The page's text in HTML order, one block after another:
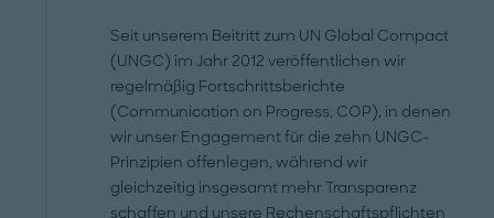
Seit unserem Beitritt zum UN Global Compact
(UNGC) im Jahr 2012 veröffentlichen wir
regelmäßig Fortschrittsberichte
(Communication on Progress, COP), in denen
wir unser Engagement für die zehn UNGC-
Prinzipien offenlegen, während wir
gleichzeitig insgesamt mehr Transparenz
schaffen und unsere Rechenschaftspflichten